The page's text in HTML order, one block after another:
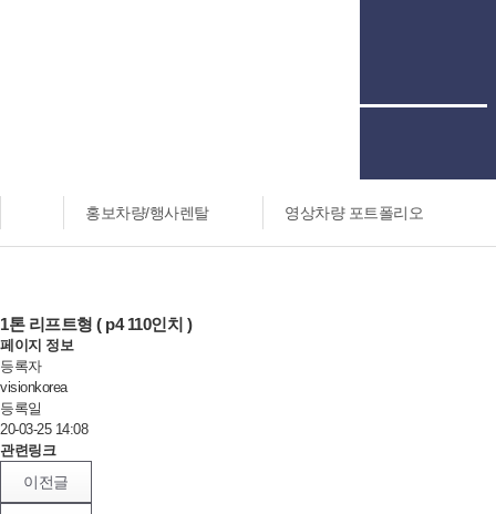
홍보차량/행사렌탈 영상차량 포트폴리오
1톤 리프트형 ( p4 110인치 )
페이지 정보
등록자
visionkorea
등록일
20-03-25 14:08
관련링크
이전글